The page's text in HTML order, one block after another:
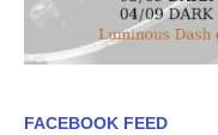
FACEBOOK FEED